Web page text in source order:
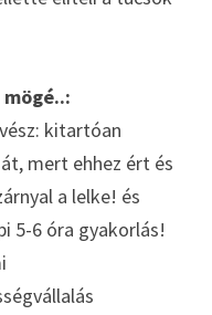
kitartóan
mert ehhez ért és
a lelke! és
5-6 óra gyakorlás!